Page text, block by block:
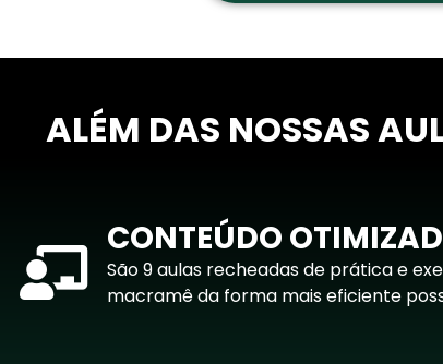
ALÉM DAS NOSSAS
CONTEÚDO
São 9 aulas recheadas de prática e
macramê da forma mais eficiente